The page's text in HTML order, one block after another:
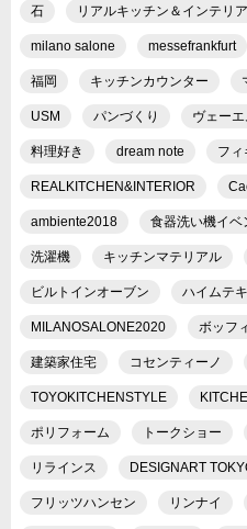
石 リアルキッチン＆インテリ
milano salone messefrankfurt
福岡 キッチンカウンター
USM パンづくり ヴェー
料理好き dream note フィ
REALKITCHEN&INTERIOR
ambiente2018 食器洗い機イベ
洗濯機 キッチンマテリアル
ビルトインオーブン ハイムテ
MILANOSALONE2020 ボッフ
建築家住宅 コセンティーノ
TOYOKITCHENSTYLE
ポリフォーム トークショー
リラインス DESIGNART
フリッツハンセン リンナイ